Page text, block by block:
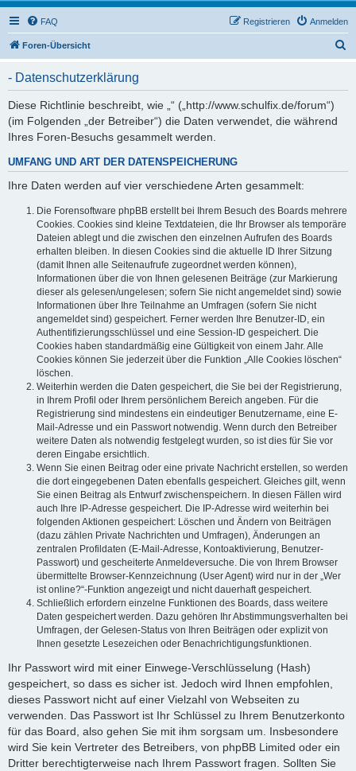
FAQ Anmelden
Registrieren
Foren-Übersicht
- Datenschutzerklärung
Diese Richtlinie beschreibt, wie „“ („http://www.schulfix.de/forum“)
(im Folgenden „der Betreiber“) die Daten verwendet, die während
Ihres Foren-Besuchs gesammelt werden.
UMFANG UND ART DER DATENSPEICHERUNG
Ihre Daten werden auf vier verschiedene Arten gesammelt:
Die Forensoftware phpBB erstellt bei Ihrem Besuch des Boards mehrere
Cookies. Cookies sind kleine Textdateien, die Ihr Browser als temporäre
Dateien ablegt und die zwischen den einzelnen Aufrufen des Boards
erhalten bleiben. In diesen Cookies sind die aktuelle ID Ihrer Sitzung
(damit Ihnen alle Seitenaufrufe zugeordnet werden können),
Informationen über die von Ihnen gelesenen Beiträge (zur Markierung
dieser als gelesen/ungelesen; sofern Sie nicht angemeldet sind) sowie
Informationen über Ihre Teilnahme an Umfragen (sofern Sie nicht
angemeldet sind) gespeichert. Ferner werden Ihre Benutzer-ID, ein
Authentifizierungsschlüssel und eine Session-ID gespeichert. Die
Cookies haben standardmäßig eine Gültigkeit von einem Jahr. Alle
Cookies können Sie jederzeit über die Funktion „Alle Cookies löschen“
löschen.
Weiterhin werden die Daten gespeichert, die Sie bei der Registrierung,
in Ihrem Profil oder Ihrem persönlichem Bereich angeben. Für die
Registrierung sind mindestens ein eindeutiger Benutzername, eine E-
Mail-Adresse und ein Passwort notwendig. Wenn durch den Betreiber
weitere Daten als notwendig festgelegt wurden, so ist dies für Sie vor
deren Eingabe ersichtlich.
Wenn Sie einen Beitrag oder eine private Nachricht erstellen, so werden
die dort eingegebenen Daten ebenfalls gespeichert. Gleiches gilt, wenn
Sie einen Beitrag als Entwurf zwischenspeichern. In diesen Fällen wird
auch Ihre IP-Adresse gespeichert. Die IP-Adresse wird weiterhin bei
folgenden Aktionen gespeichert: Löschen und Ändern von Beiträgen
(dazu zählen Private Nachrichten und Umfragen), Änderungen an
zentralen Profildaten (E-Mail-Adresse, Kontoaktivierung, Benutzer-
Passwort) und gescheiterte Anmeldeversuche. Die von Ihrem Browser
übermittelte Browser-Kennzeichnung (User Agent) wird nur in der „Wer
ist online?“-Funktion angezeigt und nicht dauerhaft gespeichert.
Schließlich erfordern einzelne Funktionen des Boards, dass weitere
Daten gespeichert werden. Dazu gehören Ihr Abstimmungsverhalten bei
Umfragen, der Gelesen-Status von Ihren Beiträgen oder explizit von
Ihnen gesetzte Lesezeichen oder Benachrichtigungsfunktionen.
Ihr Passwort wird mit einer Einwege-Verschlüsselung (Hash)
gespeichert, so dass es sicher ist. Jedoch wird Ihnen empfohlen,
dieses Passwort nicht auf einer Vielzahl von Webseiten zu
verwenden. Das Passwort ist Ihr Schlüssel zu Ihrem Benutzerkonto
für das Board, also gehen Sie mit ihm sorgsam um. Insbesondere
wird Sie kein Vertreter des Betreibers, von phpBB Limited oder ein
Dritter berechtigterweise nach Ihrem Passwort fragen. Sollten Sie